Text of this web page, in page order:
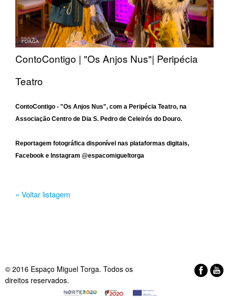
ContoContigo | "Os Anjos Nus"| Peripécia
Teatro
ContoContigo - "Os Anjos Nus", com a Peripécia Teatro, na
Associação Centro de Dia S. Pedro de Celeirós do Douro.
Reportagem fotográfica disponível nas plataformas digitais,
Facebook e Instagram @espacomigueltorga
» Voltar listagem
© 2016 Espaço Miguel Torga. Todos os
direitos reservados.